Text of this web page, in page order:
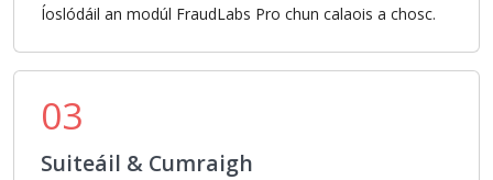
Íoslódáil an modúl FraudLabs Pro chun calaois a chosc.
03
Suiteáil & Cumraigh